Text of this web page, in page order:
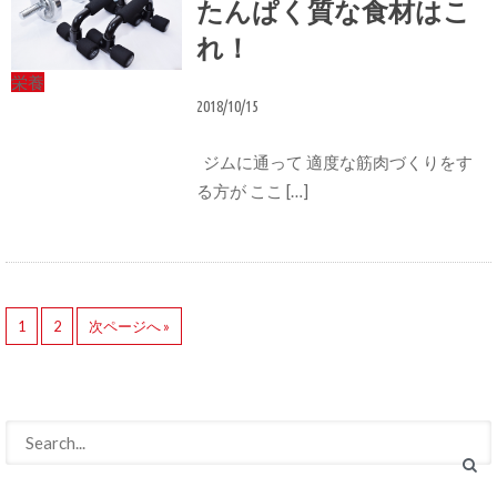
栄養
たんぱく質な食材はこ
れ！
2018/10/15
ジムに通って 適度な筋肉づくりをす
る方が ここ […]
1 2 次ページへ »